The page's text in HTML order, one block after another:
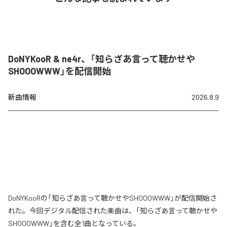
DoNYKooR & ne4r、「知らざあ言って聴かせや
SHOOOWWW」を配信開始
新曲情報 2026.8.9
DoNYKooRの「知らざあ言って聴かせやSHOOOWWW」が配信開始さ
れた。今回デジタル配信された楽曲は、「知らざあ言って聴かせや
SHOOOWWW」を含む全1曲となっている。